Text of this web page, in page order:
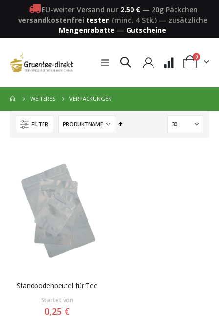
EU-weiter Versand nur 2.50 € — 20g Päckchen
versandkostenfrei testen(mind. 4 Stk.)— zusätzliche
Mengenrabatte — Gutscheine
Navigation
umschalten
Warenkorb
0Artikel
WEITERES VERPACKUNGEN
FILTER
In
Standbodenbeutel für Tee
Startet von
0,25 €